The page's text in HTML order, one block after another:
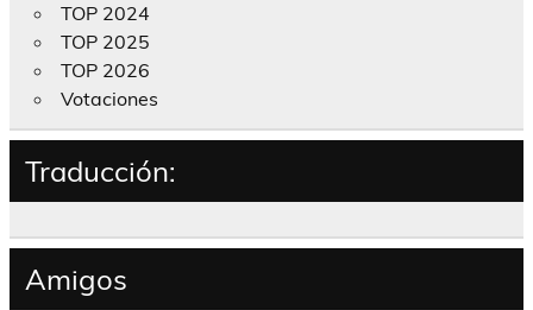
TOP 2024
TOP 2025
TOP 2026
Votaciones
Traducción:
Amigos